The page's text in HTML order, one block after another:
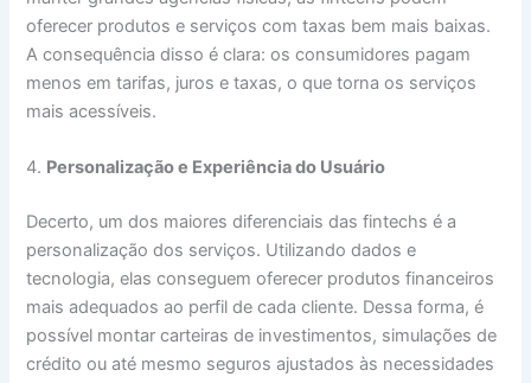
oferecer produtos e serviços com taxas bem mais baixas.
A consequência disso é clara: os consumidores pagam
menos em tarifas, juros e taxas, o que torna os serviços
mais acessíveis.
4. Personalização e Experiência do Usuário
Decerto, um dos maiores diferenciais das fintechs é a
personalização dos serviços. Utilizando dados e
tecnologia, elas conseguem oferecer produtos financeiros
mais adequados ao perfil de cada cliente. Dessa forma, é
possível montar carteiras de investimentos, simulações de
crédito ou até mesmo seguros ajustados às necessidades